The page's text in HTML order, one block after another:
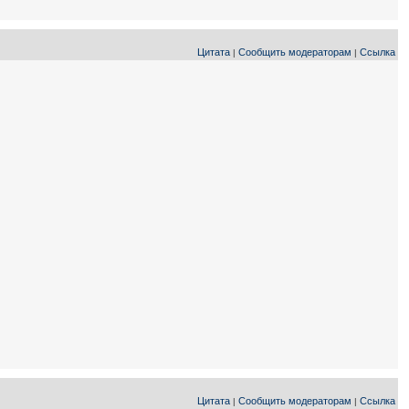
Цитата | Сообщить модераторам | Ссылка
Цитата | Сообщить модераторам | Ссылка